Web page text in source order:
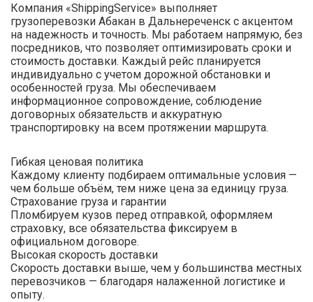
Компания «ShippingService» выполняет
грузоперевозки Абакан в Дальнереченск с акцентом
на надежность и точность. Мы работаем напрямую, без
посредников, что позволяет оптимизировать сроки и
стоимость доставки. Каждый рейс планируется
индивидуально с учетом дорожной обстановки и
особенностей груза. Мы обеспечиваем
информационное сопровождение, соблюдение
договорных обязательств и аккуратную
транспортировку на всем протяжении маршрута.
Гибкая ценовая политика
Каждому клиенту подбираем оптимальные условия —
чем больше объём, тем ниже цена за единицу груза.
Страхование груза и гарантии
Пломбируем кузов перед отправкой, оформляем
страховку, все обязательства фиксируем в
официальном договоре.
Высокая скорость доставки
Скорость доставки выше, чем у большинства местных
перевозчиков — благодаря налаженной логистике и
опыту.